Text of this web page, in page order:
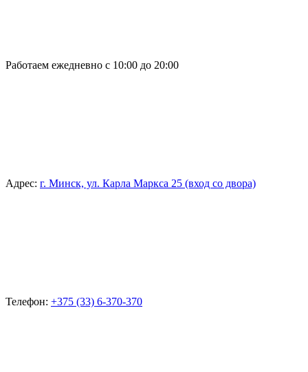
Работаем ежедневно с 10:00 до 20:00
Адрес: г. Минск, ул. Карла Маркса 25 (вход со двора)
Телефон: +375 (33) 6-370-370